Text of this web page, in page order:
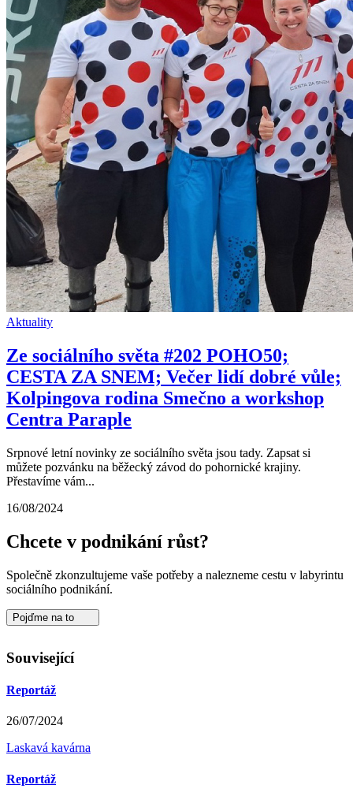
Aktuality
Ze sociálního světa #202 POHO50;
CESTA ZA SNEM; Večer lidí dobré vůle;
Kolpingova rodina Smečno a workshop
Centra Paraple
Srpnové letní novinky ze sociálního světa jsou tady. Zapsat si
můžete pozvánku na běžecký závod do pohornické krajiny.
Přestavíme vám...
16/08/2024
Chcete v podnikání růst?
Společně zkonzultujeme vaše potřeby a nalezneme cestu v labyrintu
sociálního podnikání.
Pojďme na to
Související
Reportáž
26/07/2024
Laskavá kavárna
Reportáž